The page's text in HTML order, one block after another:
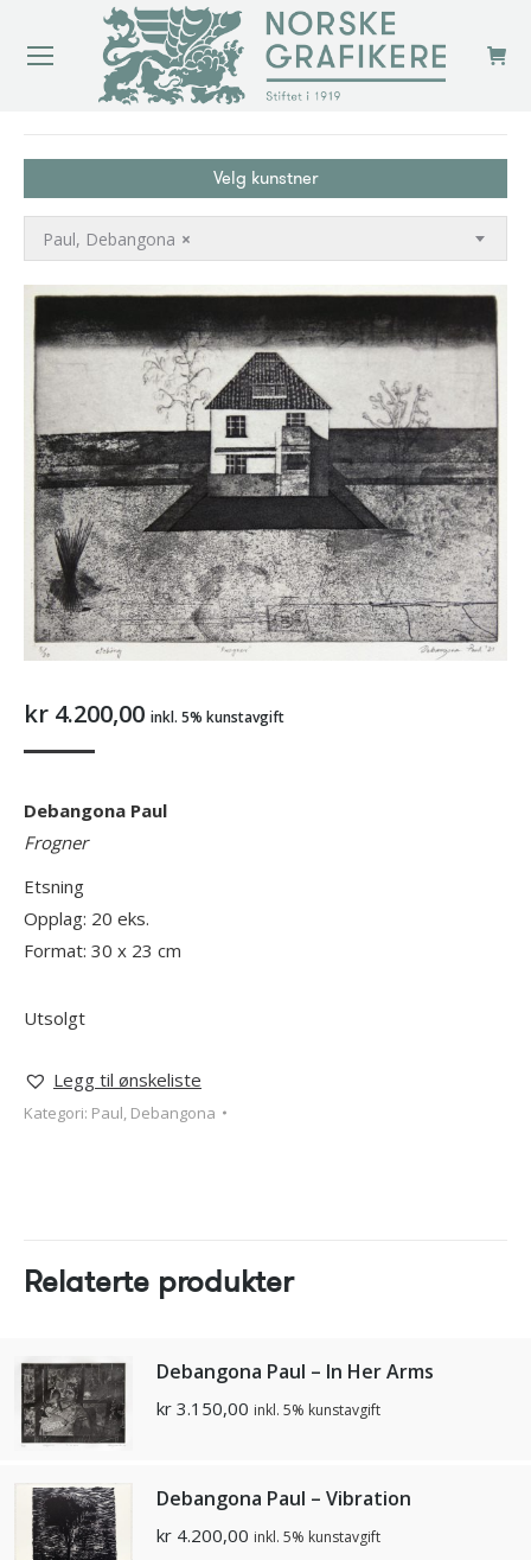
Velg kunstner
×
Paul, Debangona
kr 4.200,00 inkl. 5% kunstavgift
Debangona Paul
Frogner
Etsning
Opplag: 20 eks.
Format: 30 x 23 cm
Utsolgt
Legg til ønskeliste
Kategori: Paul, Debangona
Relaterte produkter
Debangona Paul – In Her Arms
kr 3.150,00 inkl. 5% kunstavgift
Debangona Paul – Vibration
kr 4.200,00 inkl. 5% kunstavgift